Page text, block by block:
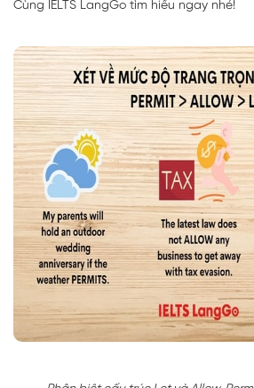
Cùng IELTS LangGo tìm hiểu ngay nhé!